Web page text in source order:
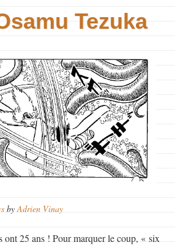
Tezuka
byAdrien Vinay
25 ans ! Pour marquer le coup, « six